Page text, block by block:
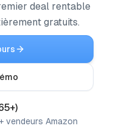
deal rentable
gratuits.
+)
vendeurs Amazon